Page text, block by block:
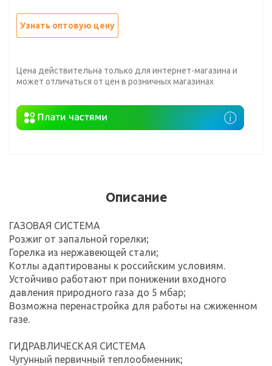
Узнать оптовую цену
Цена действительна только для интернет-магазина и
может отличаться от цен в розничных магазинах
Описание
ГАЗОВАЯ СИСТЕМА
Розжиг от запальной горелки;
Горелка из нержавеющей стали;
Котлы адаптированы к российским условиям.
Устойчиво работают при понижении входного
давления природного газа до 5 мбар;
Возможна перенастройка для работы на сжиженном
газе.
ГИДРАВЛИЧЕСКАЯ СИСТЕМА
Чугунный первичный теплообменник;